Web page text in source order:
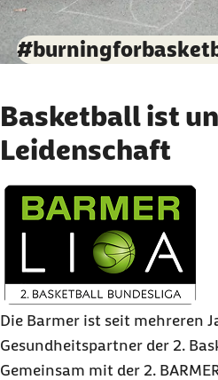
Basketball ist
Leidenschaft
Die Barmer ist seit mehreren
Gesundheitspartner der 2.
Gemeinsam mit der 2.